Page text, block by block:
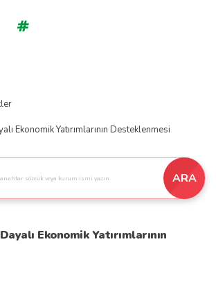
Ekonomik Yatırımlarının Desteklenmesi
ARA
Ekonomik Yatırımlarının